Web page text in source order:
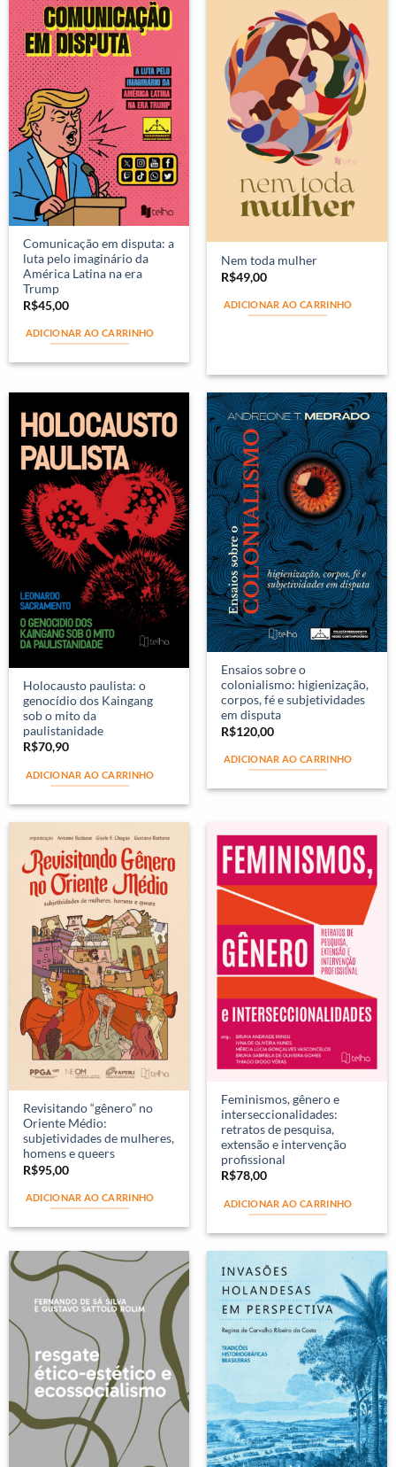
Comunicação em disputa: a
luta pelo imaginário da
América Latina na era
Trump
R$45,00
ADICIONAR AO CARRINHO
Nem toda mulher
R$49,00
ADICIONAR AO CARRINHO
Holocausto paulista: o
genocídio dos Kaingang
sob o mito da
paulistanidade
R$70,90
ADICIONAR AO CARRINHO
Ensaios sobre o
colonialismo: higienização,
corpos, fé e subjetividades
em disputa
R$120,00
ADICIONAR AO CARRINHO
Revisitando “gênero” no
Oriente Médio:
subjetividades de mulheres,
homens e queers
R$95,00
ADICIONAR AO CARRINHO
Feminismos, gênero e
interseccionalidades:
retratos de pesquisa,
extensão e intervenção
profissional
R$78,00
ADICIONAR AO CARRINHO